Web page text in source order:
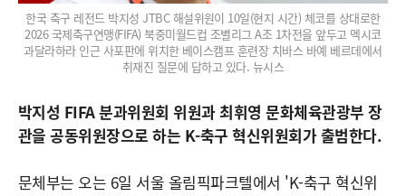
한국 축구 레전드 박지성 JTBC 해설위원이 10일(현지 시간) 체코를 상대로한
2026 국제축구연맹(FIFA) 북중미월드컵 조별리그 A조 1차전을 앞두고 멕시코
과달라하라 인근 사포판에 위치한 베이스캠프 훈련장 치바스 바예 베르데에서
취재진 질문에 답하고 있다. 뉴시스
박지성 FIFA 분과위원회 위원과 최휘영 문화체육관광부 장
관을 공동위원장으로 하는 K-축구 혁신위원회가 출범한다.
문체부는 오는 6일 서울 올림픽파크텔에서 'K-축구 혁신위